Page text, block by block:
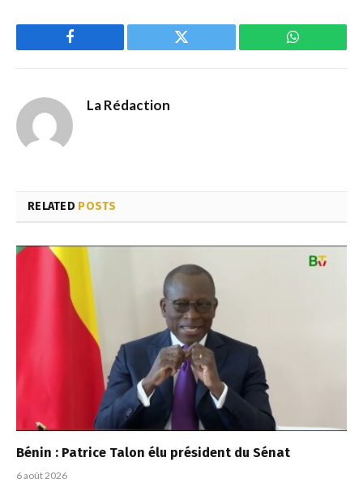
Facebook Twitter WhatsApp
La Rédaction
RELATED POSTS
Bénin : Patrice Talon élu président du Sénat
6 août 2026